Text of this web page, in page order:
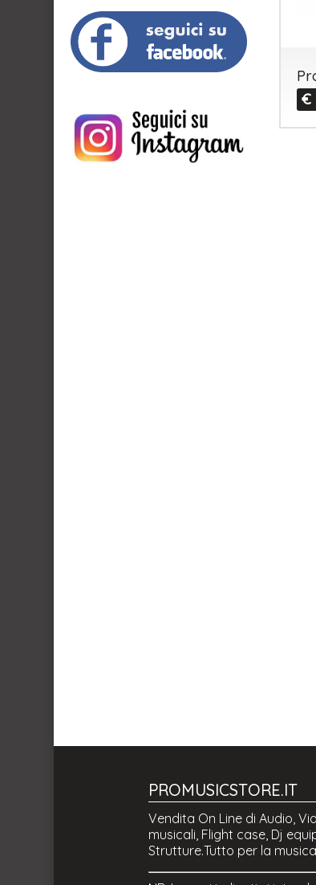
€
PROMUSICSTORE.IT
Vendita On Line di Audio,
musicali, Flight case, Dj
Strutture.Tutto per la